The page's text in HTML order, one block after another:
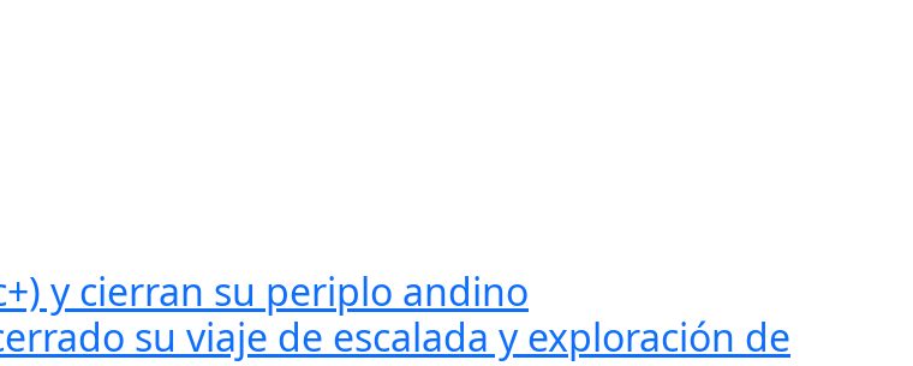
y cierran su periplo andino
su viaje de escalada y exploración de